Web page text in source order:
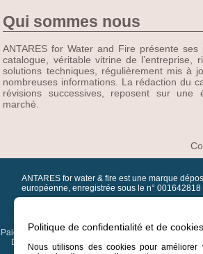
Qui sommes nous
ANTARES for Water and Fire présente
catalogue, véritable vitrine de l’entreprise,
solutions techniques, régulièrement mis à
nombreuses informations. La rédaction du
révisions successives, reposent sur une
marché.
ANTARES for water & fire est une marque
européenne, enregistrée sous le n° 001642818
Nouveauté
Articles les plus demandés
Paiements et expéditions|Conditions générales|
Droits d'auteur
Assistance après-vente Carte
Choisir un autre pays|Version
Politique de confidentialité et de cookies
Nous utilisons des cookies pour améliorer